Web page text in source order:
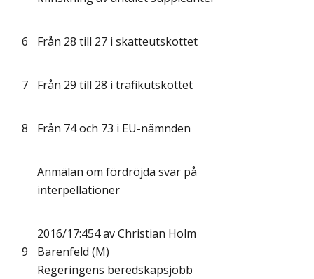
6 Från 28 till 27 i skatteutskottet
7 Från 29 till 28 i trafikutskottet
8 Från 74 och 73 i EU-nämnden
Anmälan om fördröjda svar på
interpellationer
9
2016/17:454 av Christian Holm
Barenfeld (M)
Regeringens beredskapsjobb